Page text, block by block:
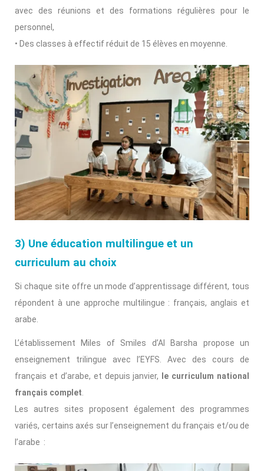
avec des réunions et des formations régulières pour le
personnel,
• Des classes à effectif réduit de 15 élèves en moyenne.
3) Une éducation multilingue et un
curriculum au choix
Si chaque site offre un mode d’apprentissage différent, tous
répondent à une approche multilingue : français, anglais et
arabe.
L’établissement Miles of Smiles d’Al Barsha propose un
enseignement trilingue avec l’EYFS. Avec des cours de
français et d’arabe, et depuis janvier,
le curriculum national
français complet
Les autres sites proposent également des programmes
variés, certains axés sur l’enseignement du français et/ou de
l’arabe :